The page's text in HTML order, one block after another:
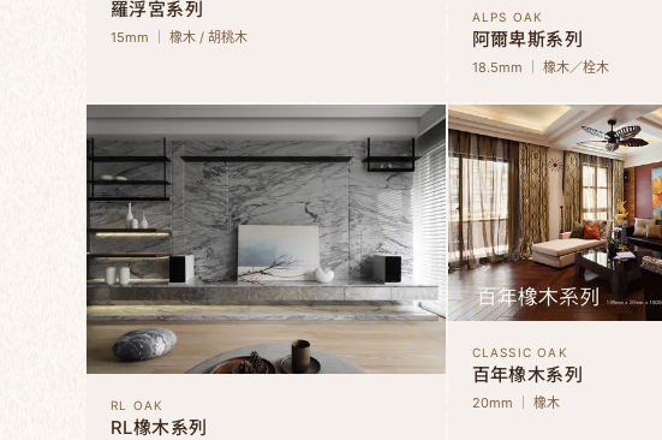
羅浮宮系列
15mm ｜ 橡木 / 胡桃木
ALPS OAK
阿爾卑斯系列
18.5mm ｜ 橡木／栓木
RL OAK
RL橡木系列
CLASSIC OAK
百年橡木系列
20mm ｜ 橡木